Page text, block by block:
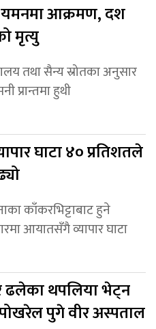
यमनमा आक्रमण, दश
मृत्यु
तथा सैन्य स्रोतका अनुसार
प्रान्तमा हुथी
घाटा ४० प्रतिशतले
काँकरभिट्टाबाट हुने
आयातसँगै व्यापार घाटा
ढलेका थपलिया भेट्न
पुगे वीर अस्पताल